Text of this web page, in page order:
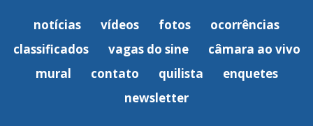
notícias vídeos fotos
ocorrências
classificados
vagas do sine
câmara ao vivo
mural
contato quilista
enquetes
newsletter